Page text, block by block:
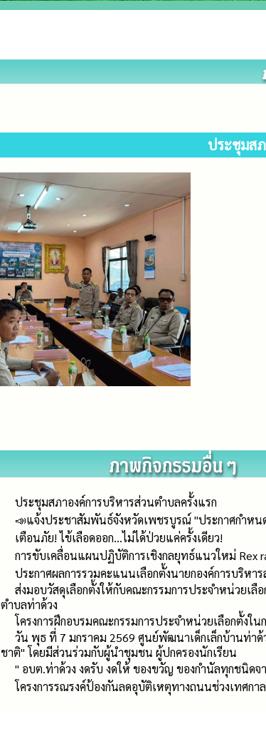
ประชุมส
ประชุมสภาองค์การบริหารส่วนตำบลครั้งแรก​
📣แจ้งประชาสัมพันธ์จังหวัดเพชรบูรณ์ "ประกาศกำห
เตือนภัย! ไข้เลือดออก...ไม่ได้ป่วยแค่ครั้งเดียว!
การขับเคลื่อนแผนปฏิบัติการเชิงกลยุทธ์แนวใหม่ Rex
ประกาศผลการรวมคะแนนเลือกตั้งนายกองค์การบริห
ส่งมอบวัสดุเลือกตั้งให้กับคณะกรรมการประจำหน่วยเลื
ตำบลท่าด้วง
โครงการฝึกอบรมคณะกรรมการประจำหน่วยเลือกตั้งใ
วัน พุธ ที่ 7 มกราคม 2569 ศูนย์พัฒนาเด็กเล็กบ้านท่าด้
ชาติ" โดยมีส่วนร่วมกับผู้นำชุมชน ผู้ปกครองนักเรียน
" อบต.ท่าด้วง งดรับ งดให้ ของขวัญ ของกำนัลทุกชนิด
โครงการรณรงค์ป้องกันลดอุบัติเหตุทางถนนช่วงเทศกา